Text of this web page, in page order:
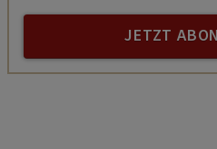
JETZT